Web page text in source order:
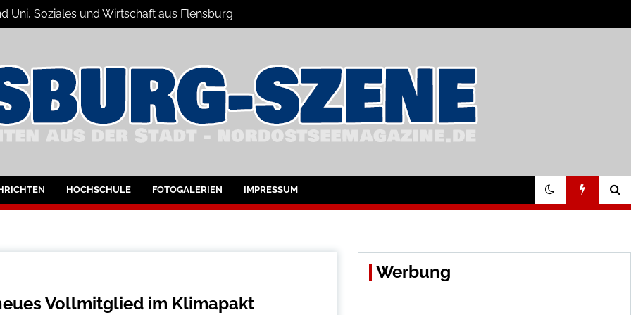
Uni, Soziales und Wirtschaft aus Flensburg
HOCHSCHULE FOTOGALERIEN IMPRESSUM
Vollmitglied im Klimapakt
Werbung